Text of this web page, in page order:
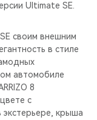
Ultimate SE.
своим внешним
в стиле
автомобиле
8
с
крыша